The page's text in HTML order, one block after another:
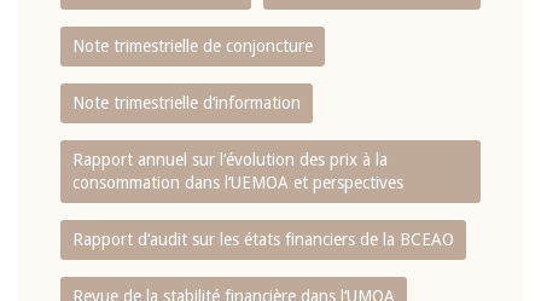
Note trimestrielle de conjoncture
Note trimestrielle d‘information
Rapport annuel sur l‘évolution des prix à la
consommation dans l‘UEMOA et perspectives
Rapport d‘audit sur les états financiers de la BCEAO
Revue de la stabilité financière dans l‘UMOA